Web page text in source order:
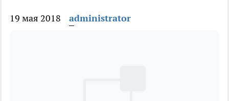
19 мая 2018 administrator